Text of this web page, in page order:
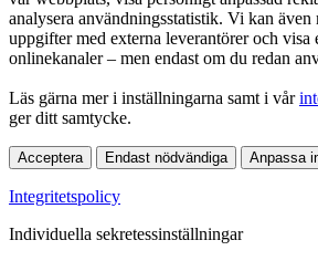
analysera användningsstatistik. Vi kan även
uppgifter med externa leverantörer och visa
onlinekanaler – men endast om du redan
Läs gärna mer i inställningarna samt i vår
ger ditt samtycke.
Acceptera Endast nödvändiga Anpassa
Integritetspolicy
Individuella sekretessinställningar